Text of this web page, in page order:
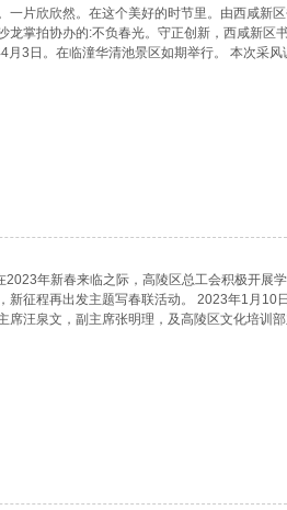
一片欣欣然。在这个美好的时节里。由西咸新
龙掌拍协办的:不负春光。守正创新，西咸新区
3日。在临潼华清池景区如期举行。 本次采风
年新春来临之际，高陵区总工会积极开展学
新征程再出发主题写春联活动。 2023年1月10
席汪泉文，副主席张明理，及高陵区文化培训